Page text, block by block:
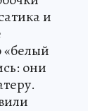
и
«белый
они